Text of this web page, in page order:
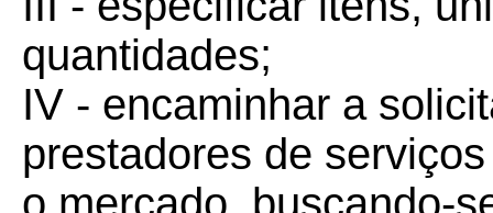
quantidades;
IV - encaminhar a
prestadores de
o mercado, buscando-